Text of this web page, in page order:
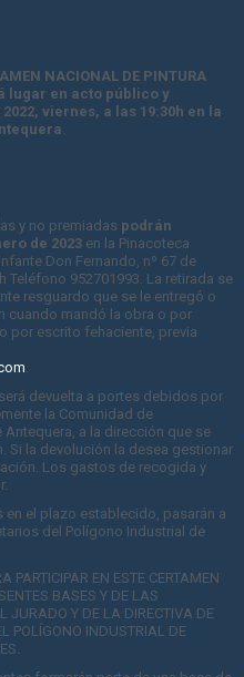
NACIONAL DE PINTURA
lugar en acto público y
viernes, a las 19:30h en la
.
y no premiadas podrán
de 2023 en la Pinacoteca
Don Fernando, nº 67 de
Teléfono 952701993. La retirada se
resguardo que se le entregó o
cuando mandó la obra o por
por escrito fehaciente, previa
.
devuelta a portes debidos por
la Comunidad de
a la dirección que se
Si la devolución la desea gestionar
Los gastos de recogida y
el plazo establecido, pasarán a
del Polígono Industrial de
PARTICIPAR EN ESTE CERTAMEN
BASES Y DE LAS
JURADO Y DE LA DIRECTIVA DE
POLÍGONO INDUSTRIAL DE